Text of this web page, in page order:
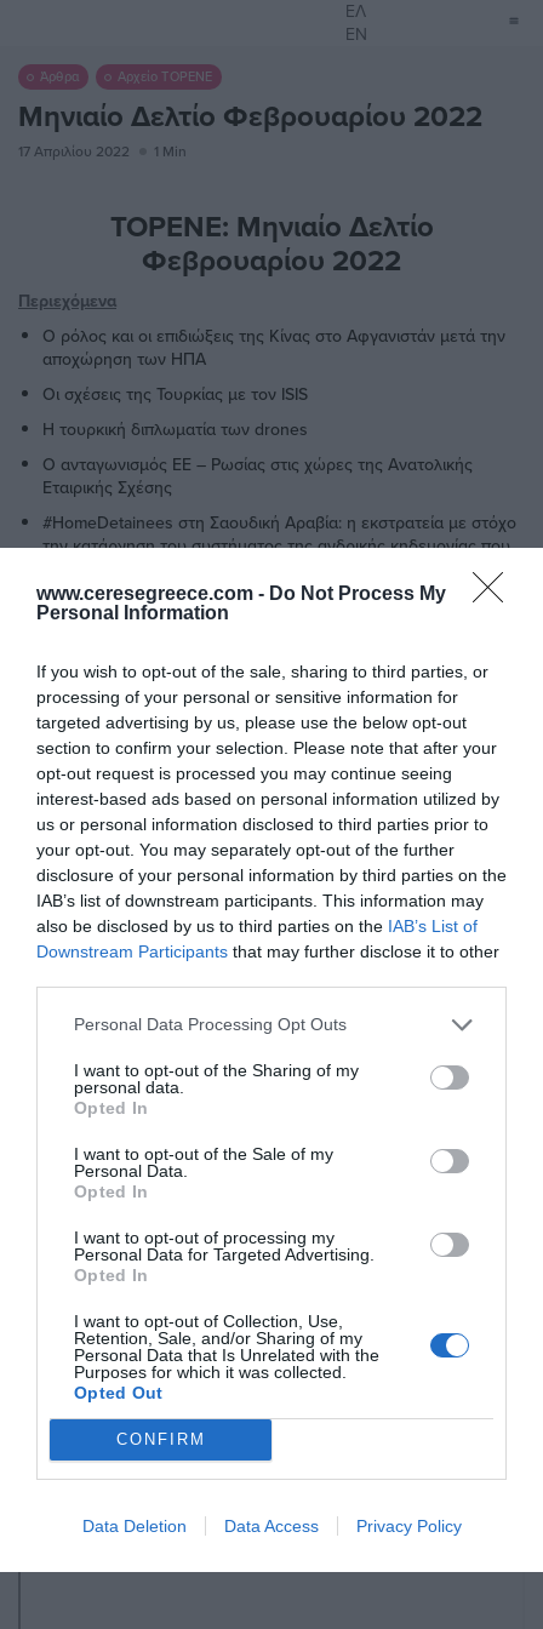
www.ceresegreece.com - Do Not Process My
Personal Information
If you wish to opt-out of the sale, sharing to third parties, or
processing of your personal or sensitive information for
targeted advertising by us, please use the below opt-out
section to confirm your selection. Please note that after your
opt-out request is processed you may continue seeing
interest-based ads based on personal information utilized by
us or personal information disclosed to third parties prior to
your opt-out. You may separately opt-out of the further
disclosure of your personal information by third parties on the
IAB’s list of downstream participants. This information may
also be disclosed by us to third parties on the IAB’s List of
Downstream Participants that may further disclose it to other
Personal Data Processing Opt Outs
I want to opt-out of the Sharing of my
personal data.
Opted In
I want to opt-out of the Sale of my
Personal Data.
Opted In
I want to opt-out of processing my
Personal Data for Targeted Advertising.
Opted In
I want to opt-out of Collection, Use,
Retention, Sale, and/or Sharing of my
Personal Data that Is Unrelated with the
Purposes for which it was collected.
Opted Out
CONFIRM
Data Deletion Data Access Privacy Policy
ΕΛ
EN
Άρθρα Αρχείο ΤΟΡΕΝΕ
Μηνιαίο Δελτίο Φεβρουαρίου 2022
17 Απριλίου 2022 1 Min
ΤΟΡΕΝΕ: Μηνιαίο Δελτίο
Φεβρουαρίου 2022
Περιεχόμενα
Ο ρόλος και οι επιδιώξεις της Κίνας στο Αφγανιστάν μετά την
αποχώρηση των ΗΠΑ
Οι σχέσεις της Τουρκίας με τον ISIS
Η τουρκική διπλωματία των drones
Ο ανταγωνισμός ΕΕ – Ρωσίας στις χώρες της Ανατολικής
Εταιρικής Σχέσης
#HomeDetainees στη Σαουδική Αραβία: η εκστρατεία με στόχο
την κατάργηση του συστήματος της ανδρικής κηδεμονίας που
Ο εκτοπισμός κατοίκων από την Jeddah της Σαουδικής Αραβίας
και ο επανασχεδιασμός της πόλης: ποιά ζητήματα εγείρονται και
Διαβάστε το πλήρες δελτίο: